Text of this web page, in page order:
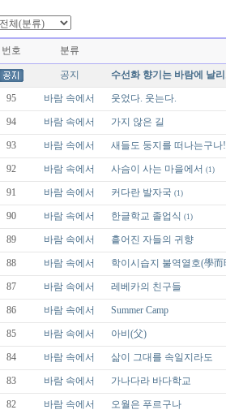
번호 분류
공지 수선화 향기는 바람에 날
95 바람 속에서 웃었다. 웃는다.
94 바람 속에서 가지 않은 길
93 바람 속에서 새들도 둥지를 떠나는구나!
92 바람 속에서 사슴이 사는 마을에서 (1)
91 바람 속에서 커다란 발자국 (1)
90 바람 속에서 한글학교 졸업식 (1)
89 바람 속에서 흩어진 자들의 귀향
88 바람 속에서 학이시습지 불역열호(學
87 바람 속에서 레베카의 친구들
86 바람 속에서 Summer Camp
85 바람 속에서 아비(父)
84 바람 속에서 삶이 그대를 속일지라도
83 바람 속에서 가나다라 바다학교
82 바람 속에서 오월은 푸르구나